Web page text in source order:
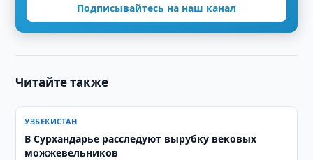
Подписывайтесь на наш канал
Читайте также
УЗБЕКИСТАН
В Сурхандарье расследуют вырубку вековых
можжевельников